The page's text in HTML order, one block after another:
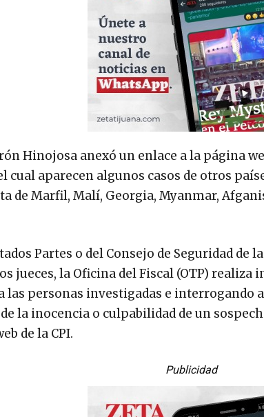
Hinojosa anexó un enlace a la página
cual aparecen algunos casos de otros
de Marfil, Malí, Georgia, Myanmar,
Partes o del Consejo de Seguridad
jueces, la Oficina del Fiscal (OTP)
las personas investigadas e interrogando
la inocencia o culpabilidad de un
de la CPI.
Publicidad